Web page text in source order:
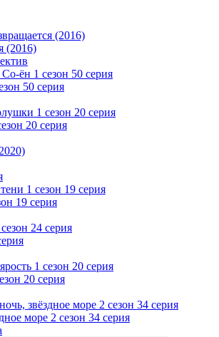
(2016)
50 серия
20 серия
19 серия
20 серия
море 2 сезон 34 серия